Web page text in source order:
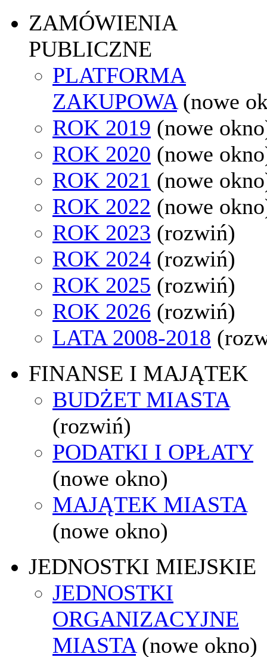
ZAMÓWIENIA
PUBLICZNE
PLATFORMA
ZAKUPOWA (nowe
ROK 2019 (nowe
ROK 2020 (nowe
ROK 2021 (nowe
ROK 2022 (nowe
ROK 2023 (rozwiń)
ROK 2024 (rozwiń)
ROK 2025 (rozwiń)
ROK 2026 (rozwiń)
LATA 2008-2018
FINANSE I MAJĄTEK
BUDŻET MIASTA
(rozwiń)
PODATKI I OPŁATY
(nowe okno)
MAJĄTEK MIASTA
(nowe okno)
JEDNOSTKI MIEJSKIE
JEDNOSTKI
ORGANIZACYJNE
MIASTA (nowe okno)